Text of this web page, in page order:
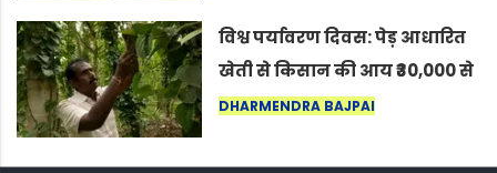
विश्व पर्यावरण दिवस: पेड़ आधारित
खेती से किसान की आय ₹30,000 से
बढ़कर ₹3 लाख प्रति एकड़ हुई
DHARMENDRA BAJPAI